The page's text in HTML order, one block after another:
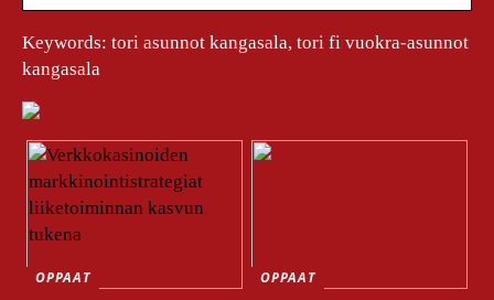
Keywords: tori asunnot kangasala, tori fi vuokra-asunnot
kangasala
OPPAAT
OPPAAT